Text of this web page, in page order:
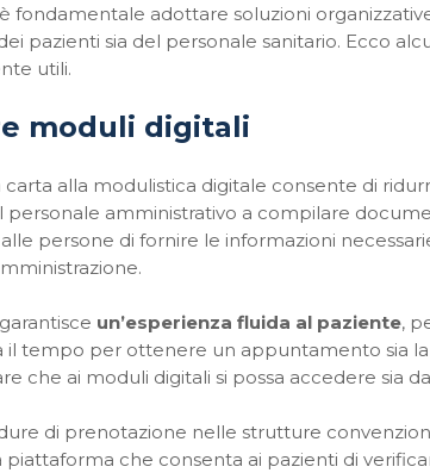
fondamentale adottare soluzioni
pazienti sia del personale sanitario. Ecco
utili.
moduli digitali
carta alla modulistica digitale consente di
personale amministrativo a compilare
persone di fornire le informazioni
un’esperienza fluida al paziente,
il tempo per ottenere un appuntamento sia la
che ai moduli digitali si possa accedere sia
di prenotazione nelle strutture
piattaforma che consenta ai pazienti di